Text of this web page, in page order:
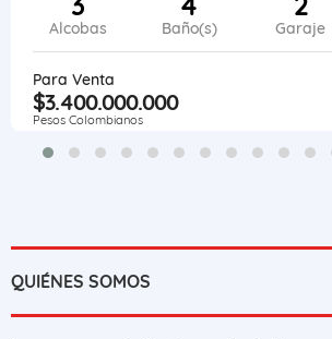
Alcobas Baño(s) Garaje
Para Venta
$3.400.000.000
Pesos Colombianos
QUIÉNES SOMOS